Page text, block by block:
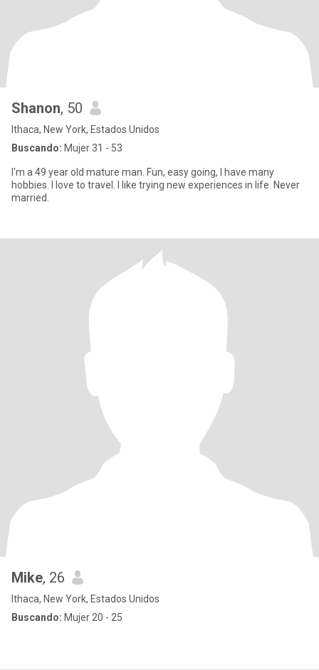
Shanon, 50
Ithaca, New York, Estados Unidos
Buscando: Mujer 31 - 53
I'm a 49 year old mature man. Fun, easy going, I have many
hobbies. I love to travel. I like trying new experiences in life. Never
married.
Mike, 26
Ithaca, New York, Estados Unidos
Buscando: Mujer 20 - 25